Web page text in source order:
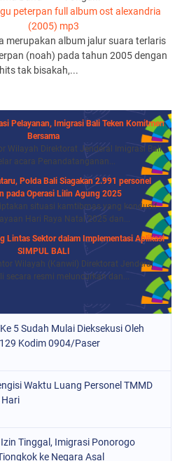
peterpan full album ost alexandria
(2005) mp3
merupakan album jalur suara terlaris
(noah) pada tahun 2005 dengan
tak bisakah,...
Pelayanan, Imigrasi Bali Teken Komitmen
Bersama
Wilayah Direktorat Jenderal Imigrasi Bali
acara Penandatanganan...
Polda Bali Siagakan 2.991 personel
pada Operasi Lilin Agung 2025
situasi kamtibmas yang kondusif
Hari Raya Natal 2025 dan...
Lintas Sektor dalam Implementasi Aplikasi
SIMPUL BALI
Wilayah (Kanwil) Direktorat Jenderal
secara resmi meluncurkan dan...
5 Sudah Mulai Dieksekusi Oleh
Kodim 0904/Paser
Waktu Luang Personel TMMD
Hari
Tinggal, Imigrasi Ponorogo
ke Negara Asal